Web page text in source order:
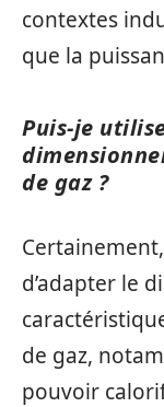
contextes
que la
Puis-je
de gaz ?
d’adapter le
de gaz,
pouvoir